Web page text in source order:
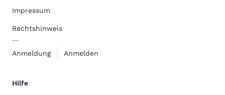
Impressum
Rechtshinweis
Anmeldung Anmelden
Hilfe